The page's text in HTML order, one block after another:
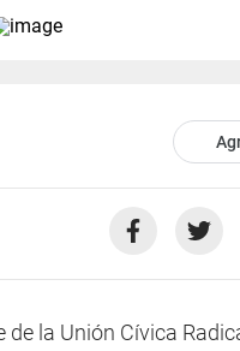
la Unión Cívica